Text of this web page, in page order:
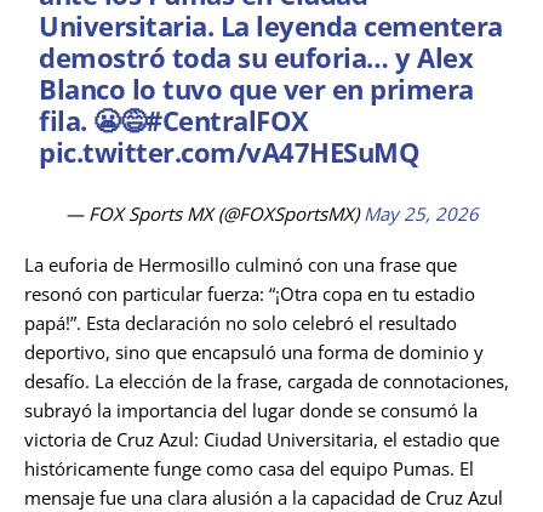
Universitaria. La leyenda cementera
demostró toda su euforia… y Alex
Blanco lo tuvo que ver en primera
fila. 😬😅#CentralFOX
pic.twitter.com/vA47HESuMQ
— FOX Sports MX (@FOXSportsMX)May 25, 2026
La euforia de Hermosillo culminó con una frase que
resonó con particular fuerza: “¡Otra copa en tu estadio
papá!”. Esta declaración no solo celebró el resultado
deportivo, sino que encapsuló una forma de dominio y
desafío. La elección de la frase, cargada de connotaciones,
subrayó la importancia del lugar donde se consumó la
victoria de Cruz Azul: Ciudad Universitaria, el estadio que
históricamente funge como casa del equipo Pumas. El
mensaje fue una clara alusión a la capacidad de Cruz Azul